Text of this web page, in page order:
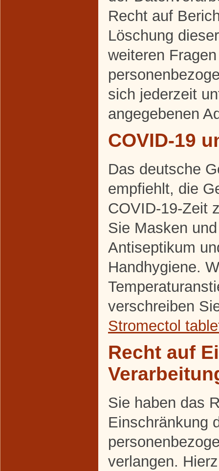
Recht auf
Löschung
weiteren
sich jederzeit
angegebenen
COVID-19
Das deutsche
empfiehlt, die
COVID-19-Zeit
Sie Masken
Antiseptikum
Handhygiene.
verschreiben
Stromectol
Recht auf
Sie haben das
Einschränkung
verlangen.